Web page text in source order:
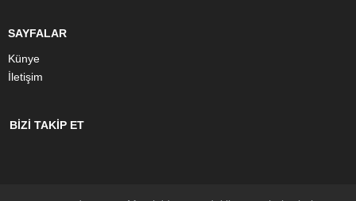
SAYFALAR
Künye
İletişim
BİZİ TAKİP ET